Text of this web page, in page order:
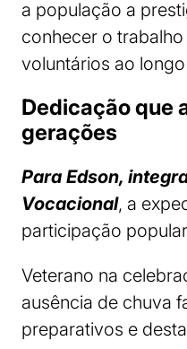
a população a
conhecer o
voluntários ao
Dedicação que
gerações
Para Edson,
Vocacional, a
participação
Veterano na
ausência de chuva
preparativos e